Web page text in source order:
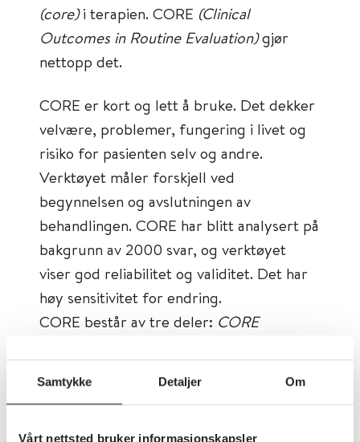
Samtykke Detaljer Om
Vårt nettsted bruker informasjonskapsler
(core)i terapien. CORE (Clinical
Outcomes in Routine Evaluation)gjør
nettopp det.
CORE er kort og lett å bruke. Det dekker
velvære, problemer, fungering i livet og
risiko for pasienten selv og andre.
Verktøyet måler forskjell ved
begynnelsen og avslutningen av
behandlingen. CORE har blitt analysert på
bakgrunn av 2000 svar, og verktøyet
viser god reliabilitet og validitet. Det har
høy sensitivitet for endring.
CORE består av tre deler: CORE
terapi. De tre delene gir til sammen